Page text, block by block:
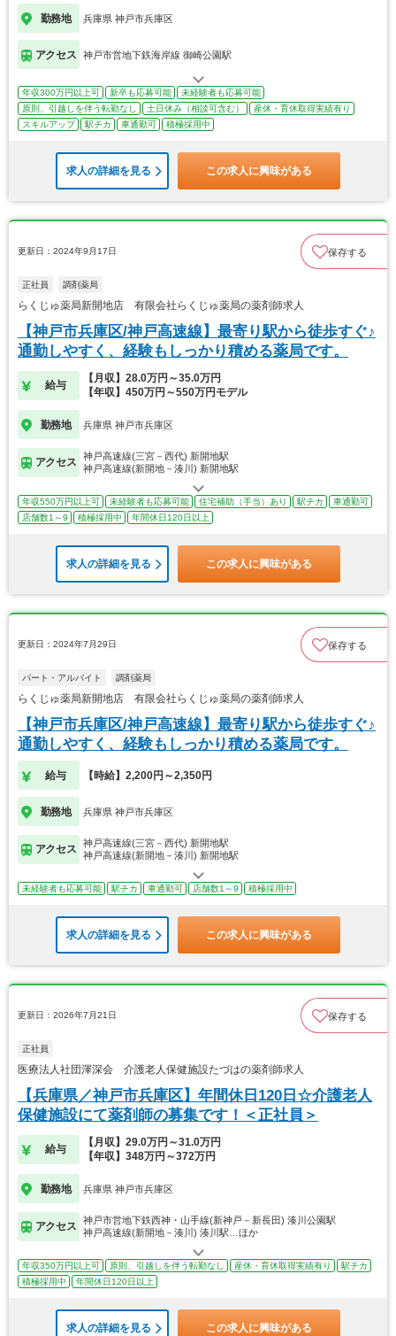
勤務地 兵庫県 神戸市兵庫区
アクセス 神戸市営地下鉄海岸線 御崎公園駅
年収300万円以上可 新卒も応募可能
未経験者も応募可能
原則、引越しを伴う転勤なし
土日休み（相談可含む）
産休・育休取得実績有り
スキルアップ
駅チカ 車通勤可 積極採用中
求人の詳細を見る この求人に興味がある
更新日：2024年9月17日 保存する
正社員 調剤薬局
らくじゅ薬局新開地店 有限会社らくじゅ薬局の薬剤師求人
【神戸市兵庫区/神戸高速線】最寄り駅から徒歩すぐ♪
通勤しやすく、経験もしっかり積める薬局です。
給与
【月収】28.0万円～35.0万円
【年収】450万円～550万円モデル
勤務地 兵庫県 神戸市兵庫区
アクセス
神戸高速線(三宮－西代) 新開地駅
神戸高速線(新開地－湊川) 新開地駅
年収550万円以上可 未経験者も応募可能 住宅補助（手当）あり 駅チカ
車通勤可
店舗数1～9
積極採用中 年間休日120日以上
求人の詳細を見る この求人に興味がある
更新日：2024年7月29日 保存する
パート・アルバイト 調剤薬局
らくじゅ薬局新開地店 有限会社らくじゅ薬局の薬剤師求人
【神戸市兵庫区/神戸高速線】最寄り駅から徒歩すぐ♪
通勤しやすく、経験もしっかり積める薬局です。
給与 【時給】2,200円～2,350円
勤務地 兵庫県 神戸市兵庫区
アクセス
神戸高速線(三宮－西代) 新開地駅
神戸高速線(新開地－湊川) 新開地駅
未経験者も応募可能 駅チカ 車通勤可 店舗数1～9 積極採用中
求人の詳細を見る この求人に興味がある
更新日：2026年7月21日 保存する
正社員
医療法人社団渾深会 介護老人保健施設たづはの薬剤師求人
【兵庫県／神戸市兵庫区】年間休日120日☆介護老人
保健施設にて薬剤師の募集です！＜正社員＞
給与
【月収】29.0万円～31.0万円
【年収】348万円～372万円
勤務地 兵庫県 神戸市兵庫区
アクセス
神戸市営地下鉄西神・山手線(新神戸－新長田) 湊川公園駅
神戸高速線(新開地－湊川) 湊川駅…ほか
年収350万円以上可 原則、引越しを伴う転勤なし 産休・育休取得実績有り
駅チカ
積極採用中
年間休日120日以上
求人の詳細を見る この求人に興味がある